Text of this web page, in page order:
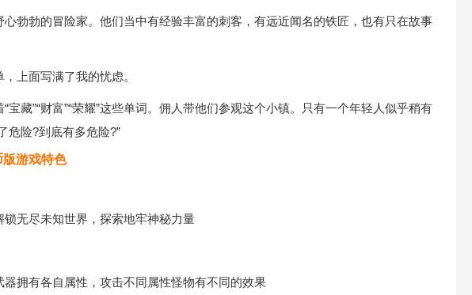
勃的冒险家。他们当中有经验丰富的刺客，有远近闻名的铁匠，也有只在故事
上面写满了我的忧虑。
藏”“财富”“荣耀”这些单词。佣人带他们参观这个小镇。只有一个年轻人似乎稍有
危险?到底有多危险?”
版游戏特色
无尽未知世界，探索地牢神秘力量
拥有各自属性，攻击不同属性怪物有不同的效果